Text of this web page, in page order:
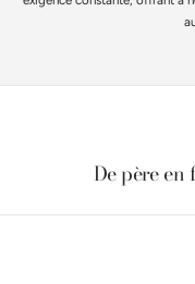
De père en